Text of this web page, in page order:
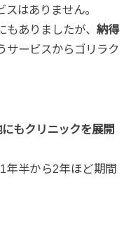
はありません。
ありましたが、 納得
サービスからゴリラク
もクリニックを展開
年半から2年ほど期間